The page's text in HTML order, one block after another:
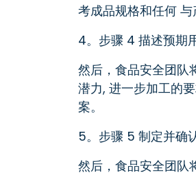
考成品规格和任何
4。步骤 4 描述预期
然后，食品安全团队
潜力, 进一步加工的
案。
5。步骤 5 制定并确
然后，食品安全团队